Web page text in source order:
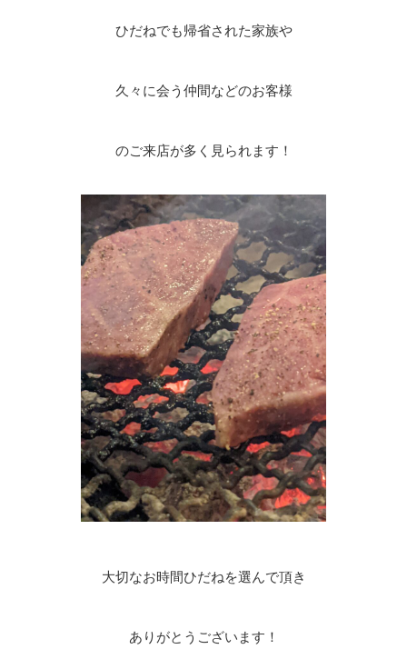
ひだねでも帰省された家族や
久々に会う仲間などのお客様
のご来店が多く見られます！
大切なお時間ひだねを選んで頂き
ありがとうございます！